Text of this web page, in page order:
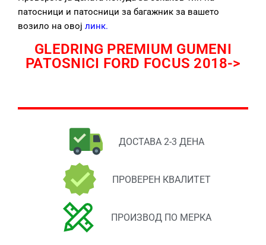
патосници и патосници за багажник за вашето
возило на овој линк.
GLEDRING PREMIUM GUMENI
PATOSNICI FORD FOCUS 2018->
ДОСТАВА 2-3 ДЕНА
ПРОВЕРЕН КВАЛИТЕТ
ПРОИЗВОД ПО МЕРКА